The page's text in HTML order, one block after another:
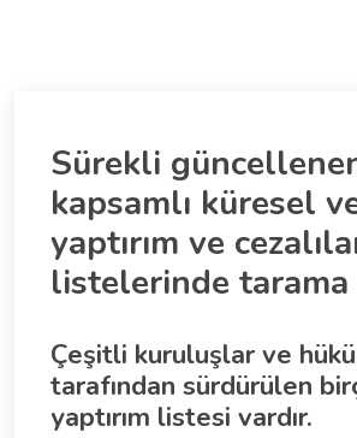
Sürekli
kapsamlı küresel
yaptırım ve
listelerinde tarama
Çeşitli kuruluşlar ve
tarafından sürdürülen
yaptırım listesi vardır.